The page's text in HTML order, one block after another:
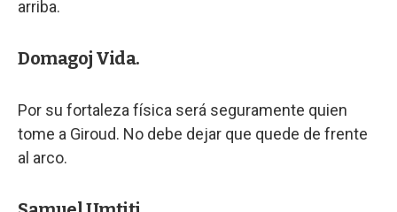
arriba.
Domagoj Vida.
Por su fortaleza física será seguramente quien
tome a Giroud. No debe dejar que quede de frente
al arco.